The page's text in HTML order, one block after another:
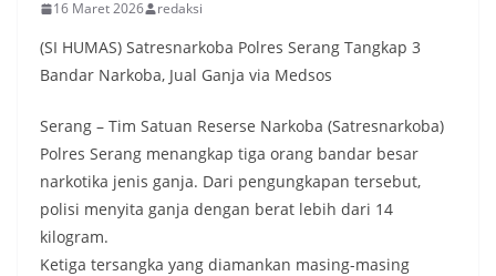
16 Maret 2026 redaksi
(SI HUMAS) Satresnarkoba Polres Serang Tangkap 3
Bandar Narkoba, Jual Ganja via Medsos
Serang – Tim Satuan Reserse Narkoba (Satresnarkoba)
Polres Serang menangkap tiga orang bandar besar
narkotika jenis ganja. Dari pengungkapan tersebut,
polisi menyita ganja dengan berat lebih dari 14
kilogram.
Ketiga tersangka yang diamankan masing-masing